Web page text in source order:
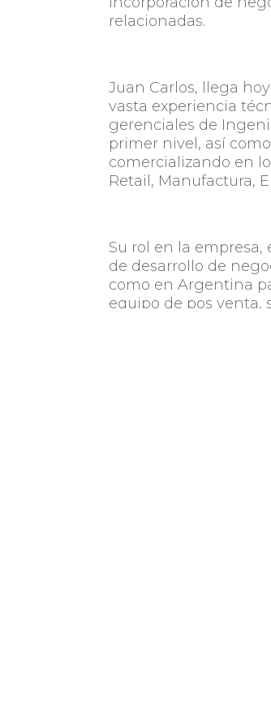
relacionadas.
Juan Carlos, llega
vasta experiencia
gerenciales de
primer nivel, así
comercializando en
Retail, Manufactura,
Su rol en la
de desarrollo de
como en Argentina
equipo de pos venta,